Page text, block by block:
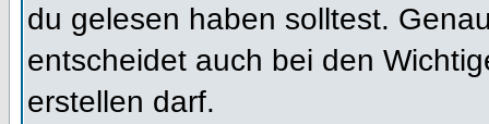
du gelesen haben solltest.
entscheidet auch bei den
erstellen darf.